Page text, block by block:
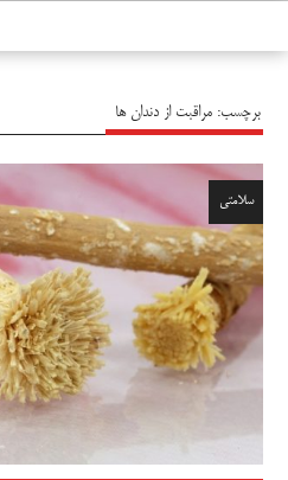
برچسب: مراقبت از دندان ها
سلامتی